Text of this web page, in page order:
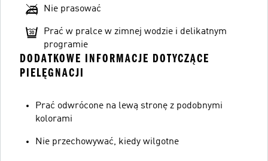
Nie prasować
Prać w pralce w zimnej wodzie i delikatnym
programie
DODATKOWE INFORMACJE DOTYCZĄCE
PIELĘGNACJI
Prać odwrócone na lewą stronę z podobnymi
kolorami
Nie przechowywać, kiedy wilgotne